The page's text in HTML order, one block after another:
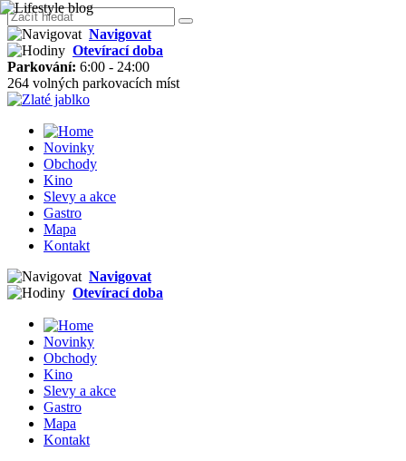
Navigovat
Otevírací doba
Parkování: 6:00 - 24:00
264 volných parkovacích míst
Novinky
Obchody
Kino
Slevy a akce
Gastro
Mapa
Kontakt
Navigovat
Otevírací doba
Novinky
Obchody
Kino
Slevy a akce
Gastro
Mapa
Kontakt